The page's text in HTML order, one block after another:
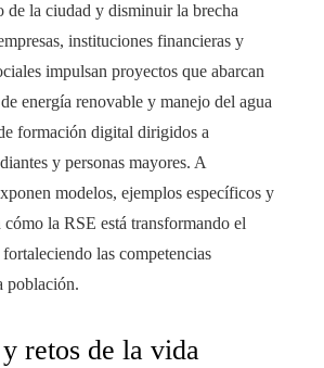
de la ciudad y disminuir la brecha
instituciones financieras y
impulsan proyectos que abarcan
energía renovable y manejo del agua
formación digital dirigidos a
y personas mayores. A
modelos, ejemplos específicos y
cómo la RSE está transformando el
las competencias
población.
retos de la vida